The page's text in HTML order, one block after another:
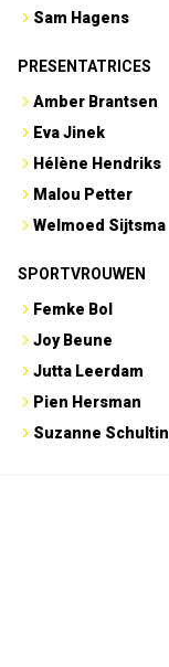
Sam Hagens
PRESENTATRICES
Amber Brantsen
Eva Jinek
Hélène Hendriks
Malou Petter
Welmoed Sijtsma
SPORTVROUWEN
Femke Bol
Joy Beune
Jutta Leerdam
Pien Hersman
Suzanne